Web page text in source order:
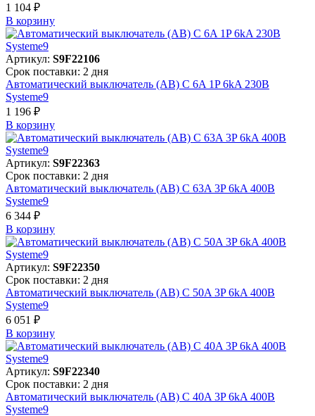
1 104 ₽
В корзинy
Артикул: S9F22106
Срок поставки: 2 дня
Автоматический выключатель (АВ) C 6A 1P 6kA 230В
Systeme9
1 196 ₽
В корзинy
Артикул: S9F22363
Срок поставки: 2 дня
Автоматический выключатель (АВ) C 63A 3P 6kA 400В
Systeme9
6 344 ₽
В корзинy
Артикул: S9F22350
Срок поставки: 2 дня
Автоматический выключатель (АВ) C 50A 3P 6kA 400В
Systeme9
6 051 ₽
В корзинy
Артикул: S9F22340
Срок поставки: 2 дня
Автоматический выключатель (АВ) C 40A 3P 6kA 400В
Systeme9